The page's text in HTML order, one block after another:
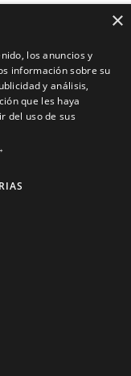
All rights
×
los anuncios y
información sobre su
y análisis,
que les haya
del uso de sus